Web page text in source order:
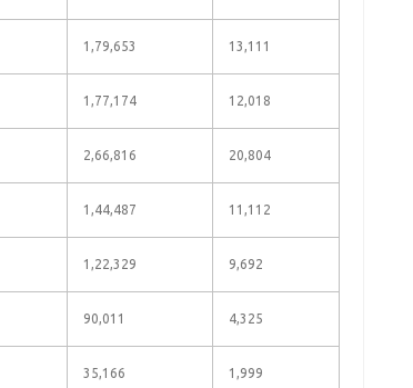
1,79,653 13,111
1,77,174 12,018
2,66,816 20,804
1,44,487 11,112
1,22,329 9,692
90,011 4,325
35,166 1,999